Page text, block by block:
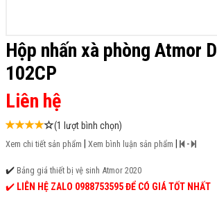
Hộp nhấn xà phòng Atmor
102CP
Liên hệ
(1 lượt bình chọn)
Xem chi tiết sản phẩm Xem bình luận sản phẩm -
✔️ Bảng giá thiết bị vệ sinh Atmor 2020
✔️ LIÊN HỆ ZALO 0988753595 ĐỂ CÓ GIÁ TỐT NHẤT